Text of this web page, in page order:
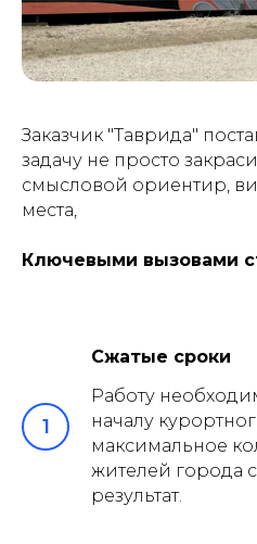
Заказчик "Таврида"
задачу не просто
смысловой ориентир,
места,
Ключевыми вызовами
Сжатые сроки
Работу
началу
максимальное
жителей города
результат.